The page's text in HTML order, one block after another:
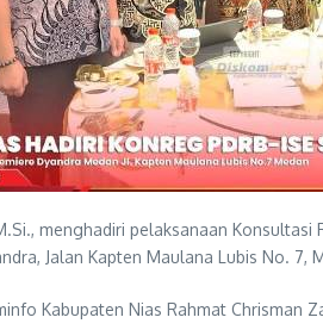
menghadiri pelaksanaan
Jalan Kapten Maulana Lubis No. 7,
Kabupaten Nias Rahmat Chrisman